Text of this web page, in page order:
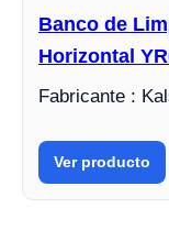
Banco de
Horizontal
Fabricante :
Ver producto